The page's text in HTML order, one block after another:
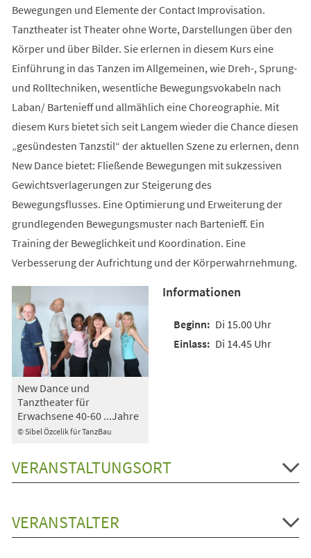
Bewegungen und Elemente der Contact Improvisation.
Tanztheater ist Theater ohne Worte, Darstellungen über den
Körper und über Bilder. Sie erlernen in diesem Kurs eine
Einführung in das Tanzen im Allgemeinen, wie Dreh-, Sprung-
und Rolltechniken, wesentliche Bewegungsvokabeln nach
Laban/ Bartenieff und allmählich eine Choreographie. Mit
diesem Kurs bietet sich seit Langem wieder die Chance diesen
„gesündesten Tanzstil“ der aktuellen Szene zu erlernen, denn
New Dance bietet: Fließende Bewegungen mit sukzessiven
Gewichtsverlagerungen zur Steigerung des
Bewegungsflusses. Eine Optimierung und Erweiterung der
grundlegenden Bewegungsmuster nach Bartenieff. Ein
Training der Beweglichkeit und Koordination. Eine
Verbesserung der Aufrichtung und der Körperwahrnehmung.
© Sibel Özcelik für TanzBau
New Dance und
Tanztheater für
Erwachsene 40-60 ...Jahre
Informationen
Di 15.00 Uhr
Di 14.45 Uhr
VERANSTALTUNGSORT
VERANSTALTER